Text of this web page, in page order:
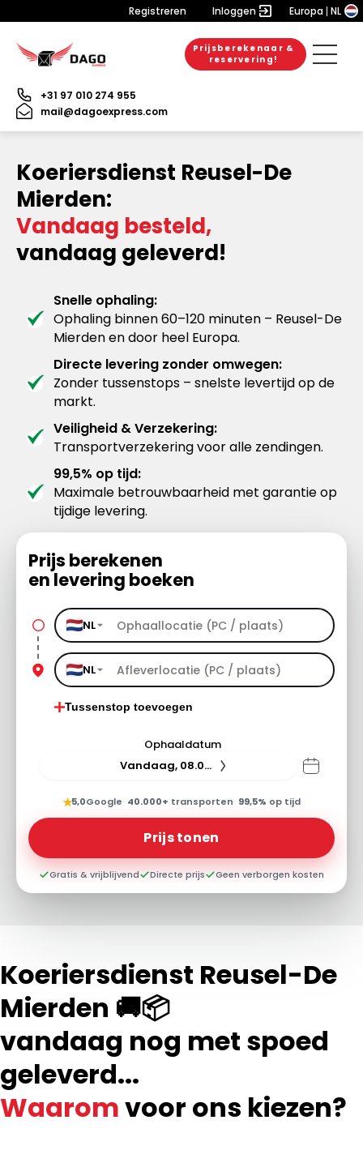
Registreren Inloggen Europa NL
Prijsberekenaar &
reservering!
+31 97 010 274 955
mail@dagoexpress.com
Koeriersdienst Reusel-De
Mierden:
Vandaag besteld,
vandaag geleverd!
Snelle ophaling:
Ophaling binnen 60–120 minuten – Reusel-De
Mierden en door heel Europa.
Directe levering zonder omwegen:
Zonder tussenstops – snelste levertijd op de
markt.
Veiligheid & Verzekering:
Transportverzekering voor alle zendingen.
99,5% op tijd:
Maximale betrouwbaarheid met garantie op
tijdige levering.
Prijs berekenen
en levering boeken
NL
NL
Tussenstop toevoegen
Ophaaldatum
Vandaag, 08.08.26
★5,0Google· 40.000+ transporten· 99,5% op tijd
Prijs tonen
Gratis & vrijblijvend Directe prijs Geen verborgen kosten
Koeriersdienst Reusel-De
Mierden 🚚📦
vandaag nog met spoed
geleverd...
Waaromvoor ons kiezen?